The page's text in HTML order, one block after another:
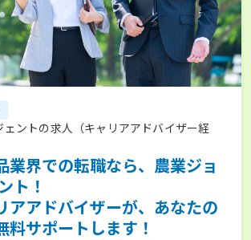
ェントの求人（キャリアアドバイザー経
業界での転職なら、農業ジョ
ト！
アアドバイザーが、あなたの
料サポートします！